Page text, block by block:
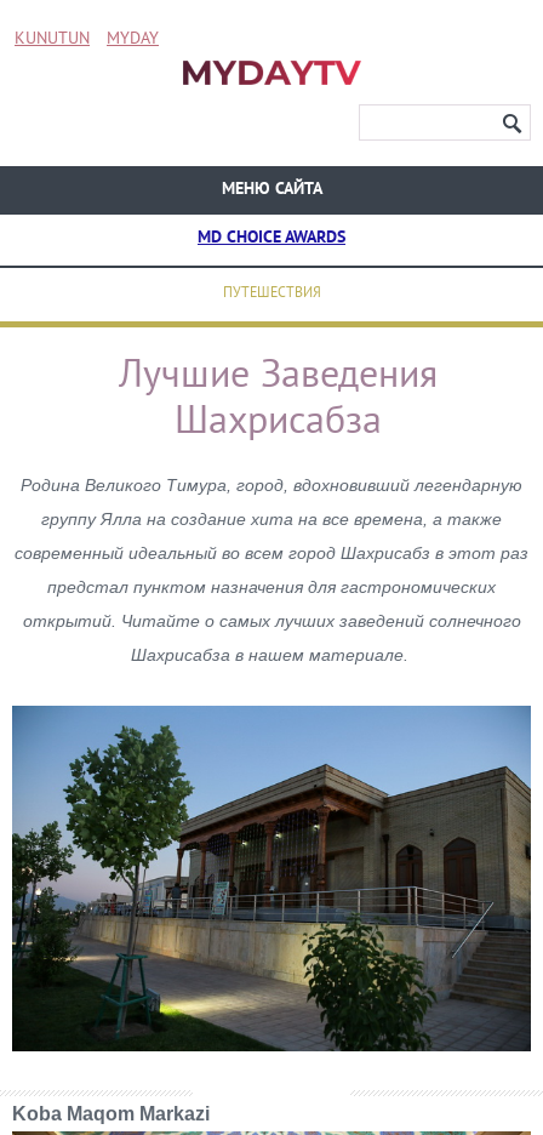
KUNUTUN MYDAY
МЕНЮ САЙТА
MD CHOICE AWARDS
ПУТЕШЕСТВИЯ
Лучшие Заведения
Шахрисабза
Родина Великого Тимура, город, вдохновивший легендарную
группу Ялла на создание хита на все времена, а также
современный идеальный во всем город Шахрисабз в этот раз
предстал пунктом назначения для гастрономических
открытий. Читайте о самых лучших заведений солнечного
Шахрисабза в нашем материале.
Koba Maqom Markazi